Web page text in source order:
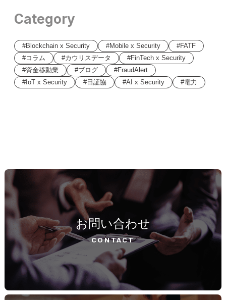
Category
Blockchain x Security Mobile x Security
FATF
コラム
カウリスデータ
FinTech x Security
資金移動業
ブログ
FraudAlert
IoT x Security
日証協 AI x Security 電力
お問い合わせ
CONTACT